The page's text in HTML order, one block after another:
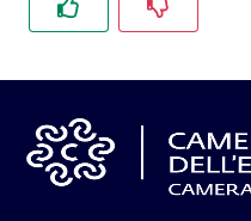
territorio
Tutelare
l'Impresa